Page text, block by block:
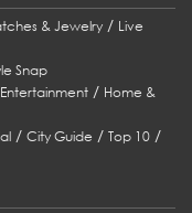
& Jewelry/ Live
Snap
/ Home &
/City Guide /Top 10 /